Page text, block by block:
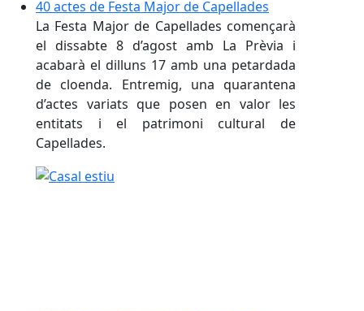
40 actes de Festa Major de Capellades
La Festa Major de Capellades començarà
el dissabte 8 d’agost amb La Prèvia i
acabarà el dilluns 17 amb una petardada
de cloenda. Entremig, una quarantena
d’actes variats que posen en valor les
entitats i el patrimoni cultural de
Capellades.